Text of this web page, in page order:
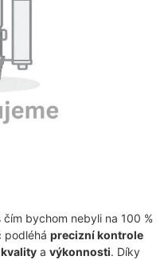
bychom nebyli na 100 %
podléháprecizní kontrole
avýkonnosti. Díky